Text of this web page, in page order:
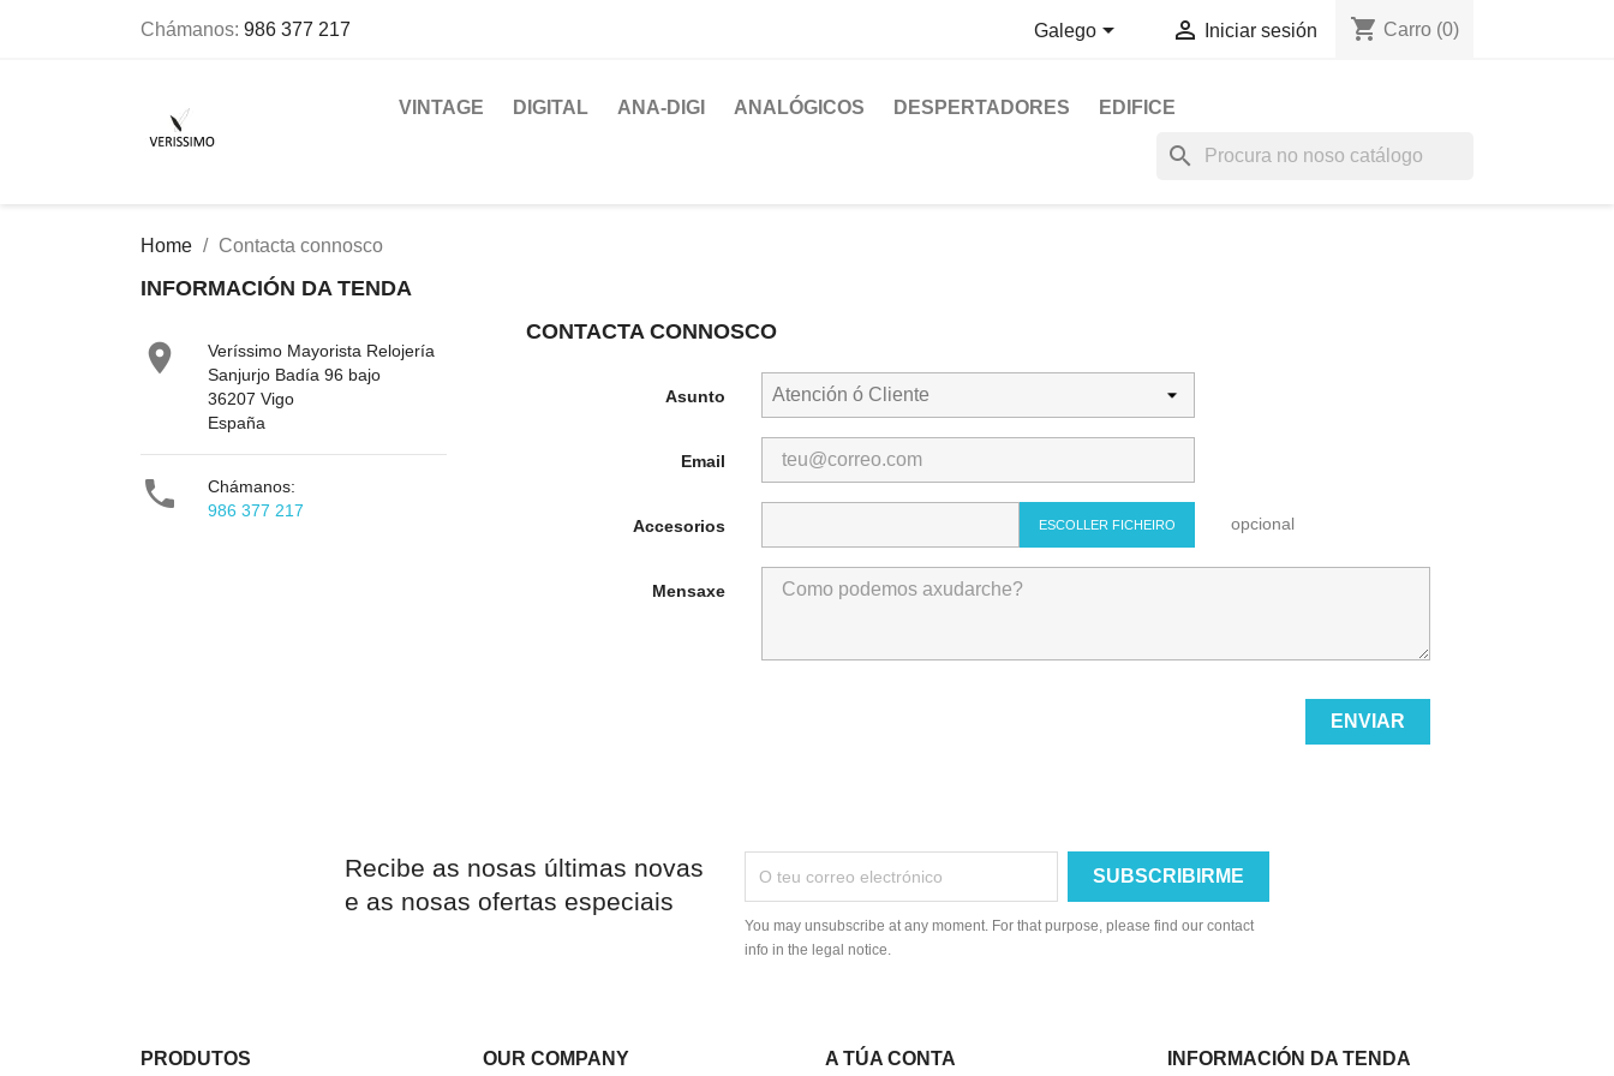
Chámanos: 986 377 217 Galego  Iniciar sesión shopping_cart Carro (0)
VINTAGE DIGITAL ANA-DIGI ANALÓGICOS DESPERTADORES EDIFICE
search
Home Contacta connosco
INFORMACIÓN DA TENDA

Veríssimo Mayorista Relojería
Sanjurjo Badía 96 bajo
36207 Vigo
España

Chámanos:
986 377 217
CONTACTA CONNOSCO
Asunto
Email
Accesorios ESCOLLER FICHEIRO opcional
Mensaxe
Recibe as nosas últimas novas
e as nosas ofertas especiais
You may unsubscribe at any moment. For that purpose, please find our contact
info in the legal notice.
PRODUTOS OUR COMPANY A TÚA CONTA INFORMACIÓN DA TENDA